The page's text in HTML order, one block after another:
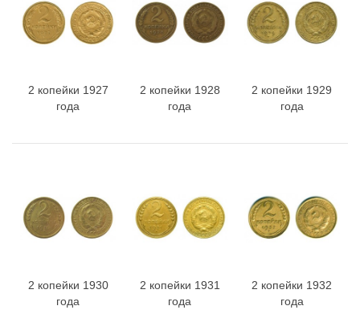
2 копейки 1927
года
2 копейки 1928
года
2 копейки 1929
года
2 копейки 1930
года
2 копейки 1931
года
2 копейки 1932
года